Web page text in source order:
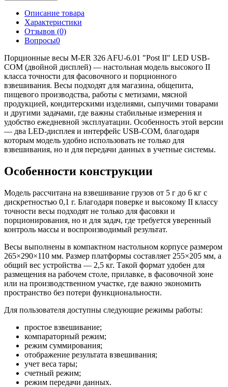
Описание товара
Характеристики
Отзывов (0)
Вопросы0
Порционные весы M-ER 326 AFU-6.01 "Post II" LED USB-
COM (двойной дисплей) — настольная модель высокого II
класса точности для фасовочного и порционного
взвешивания. Весы подходят для магазина, общепита,
пищевого производства, работы с метизами, мясной
продукцией, кондитерскими изделиями, сыпучими товарами
и другими задачами, где важны стабильные измерения и
удобство ежедневной эксплуатации. Особенность этой версии
— два LED-дисплея и интерфейс USB-COM, благодаря
которым модель удобно использовать не только для
взвешивания, но и для передачи данных в учетные системы.
Особенности конструкции
Модель рассчитана на взвешивание грузов от 5 г до 6 кг с
дискретностью 0,1 г. Благодаря поверке и высокому II классу
точности весы подходят не только для фасовки и
порционирования, но и для задач, где требуется уверенный
контроль массы и воспроизводимый результат.
Весы выполнены в компактном настольном корпусе размером
265×290×110 мм. Размер платформы составляет 255×205 мм, а
общий вес устройства — 2,5 кг. Такой формат удобен для
размещения на рабочем столе, прилавке, в фасовочной зоне
или на производственном участке, где важно экономить
пространство без потери функциональности.
Для пользователя доступны следующие режимы работы:
простое взвешивание;
компараторный режим;
режим суммирования;
отображение результата взвешивания;
учет веса тары;
счетный режим;
режим передачи данных.